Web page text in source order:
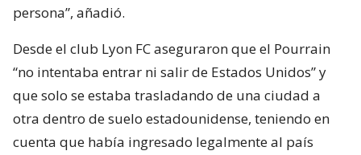
persona”, añadió.
Desde el club Lyon FC aseguraron que el Pourrain
“no intentaba entrar ni salir de Estados Unidos” y
que solo se estaba trasladando de una ciudad a
otra dentro de suelo estadounidense, teniendo en
cuenta que había ingresado legalmente al país